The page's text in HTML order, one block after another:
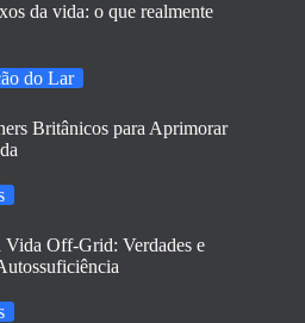
da vida: o que realmente
do Lar
Britânicos para Aprimorar
Vida Off-Grid: Verdades e